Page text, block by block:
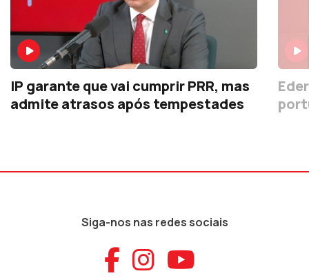
IP garante que vai cumprir PRR, mas
admite atrasos após tempestades
Siga-nos nas redes sociais
Aceder ao
Aceder ao
Aceder